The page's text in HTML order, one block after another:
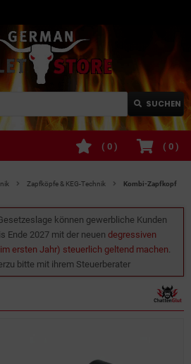
SUCHEN
( 0 )
( 0 )
Zapfköpfe & KEG-Technik Kombi-Zapfkopf
können gewerbliche Kunden
Ende 2027 mit der neuen degressiven
ersten Jahr) steuerlich geltend machen.
bitte mit ihrem Steuerberater